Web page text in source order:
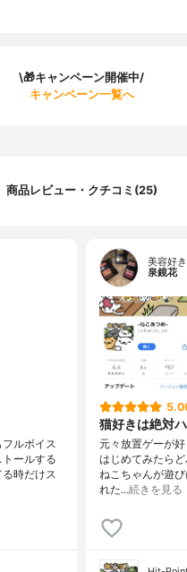
\🎁キャンペーン開催中/
キャンペーン一覧へ
商品レビュー・クチコミ(25)
ルボイス
ールする
時だけス
美容好
泉鏡花
猫好きは絶対
元々放置ゲーが
はじめてみたら
ねこちゃんが遊
れた…続きを見る